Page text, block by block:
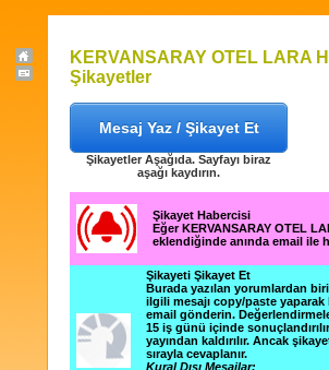
KERVANSARAY OTEL LARA
Şikayetler
Mesaj Yaz / Şikayet Et
Şikayetler Aşağıda. Sayfayı biraz
aşağı kaydırın.
Şikayet Habercisi
Eğer KERVANSARAY OTEL
eklendiğinde anında email ile
Şikayeti Şikayet Et
Burada yazılan yorumlardan
ilgili mesajı copy/paste
email gönderin.
15 iş günü içinde
yayından kaldırılır. Ancak
sırayla cevaplanır.
Kural Dışı Mesajlar: